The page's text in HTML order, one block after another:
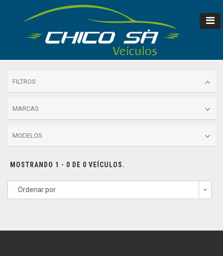
FILTROS
MARCAS
MODELOS
MOSTRANDO 1 - 0 DE 0 VEÍCULOS.
Ordenar por